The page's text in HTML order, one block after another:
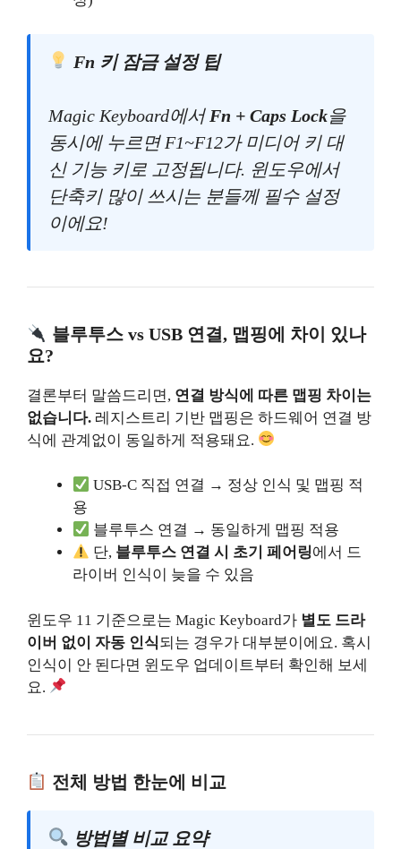
Fn 키 잠금 설정 팁
Magic Keyboard에서 Fn + Caps Lock을
동시에 누르면 F1~F12가 미디어 키 대
신 기능 키로 고정됩니다. 윈도우에서
단축키 많이 쓰시는 분들께 필수 설정
이에요!
블루투스 vs USB 연결, 맵핑에 차이 있나
요?
결론부터 말씀드리면, 연결 방식에 따른 맵핑 차이는
없습니다. 레지스트리 기반 맵핑은 하드웨어 연결 방
식에 관계없이 동일하게 적용돼요.
USB-C 직접 연결 → 정상 인식 및 맵핑 적
용
블루투스 연결 → 동일하게 맵핑 적용
단, 블루투스 연결 시 초기 페어링에서 드
라이버 인식이 늦을 수 있음
윈도우 11 기준으로는 Magic Keyboard가 별도 드라
이버 없이 자동 인식되는 경우가 대부분이에요. 혹시
인식이 안 된다면 윈도우 업데이트부터 확인해 보세
요.
전체 방법 한눈에 비교
방법별 비교 요약